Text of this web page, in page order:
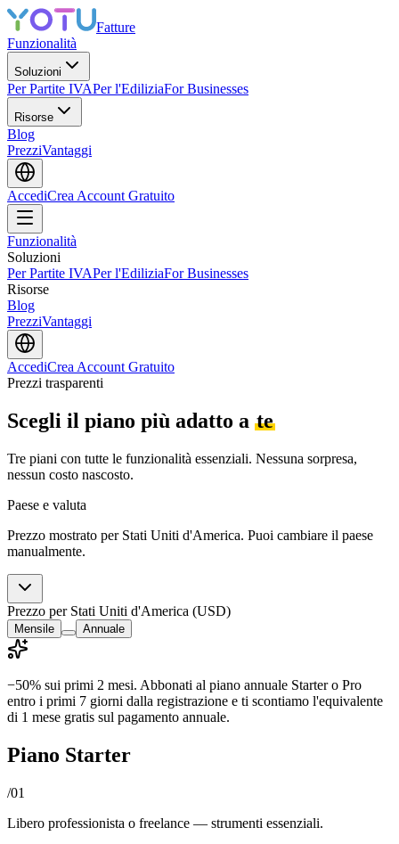
Fatture
Funzionalità
Soluzioni
Per Partite IVAPer l'EdiliziaFor Businesses
Risorse
Blog
PrezziVantaggi
AccediCrea Account Gratuito
Funzionalità
Soluzioni
Per Partite IVAPer l'EdiliziaFor Businesses
Risorse
Blog
PrezziVantaggi
AccediCrea Account Gratuito
Prezzi trasparenti
Scegli il piano più adatto a te
Tre piani con tutte le funzionalità essenziali. Nessuna sorpresa,
nessun costo nascosto.
Paese e valuta
Prezzo mostrato per Stati Uniti d'America. Puoi cambiare il paese
manualmente.
Prezzo per Stati Uniti d'America (USD)
Mensile Annuale
−50% sui primi 2 mesi. Abbonati al piano annuale Starter o Pro
entro i primi 7 giorni dalla registrazione e ti scontiamo l'equivalente
di 1 mese gratis sul pagamento annuale.
Piano Starter
/01
Libero professionista o freelance — strumenti essenziali.